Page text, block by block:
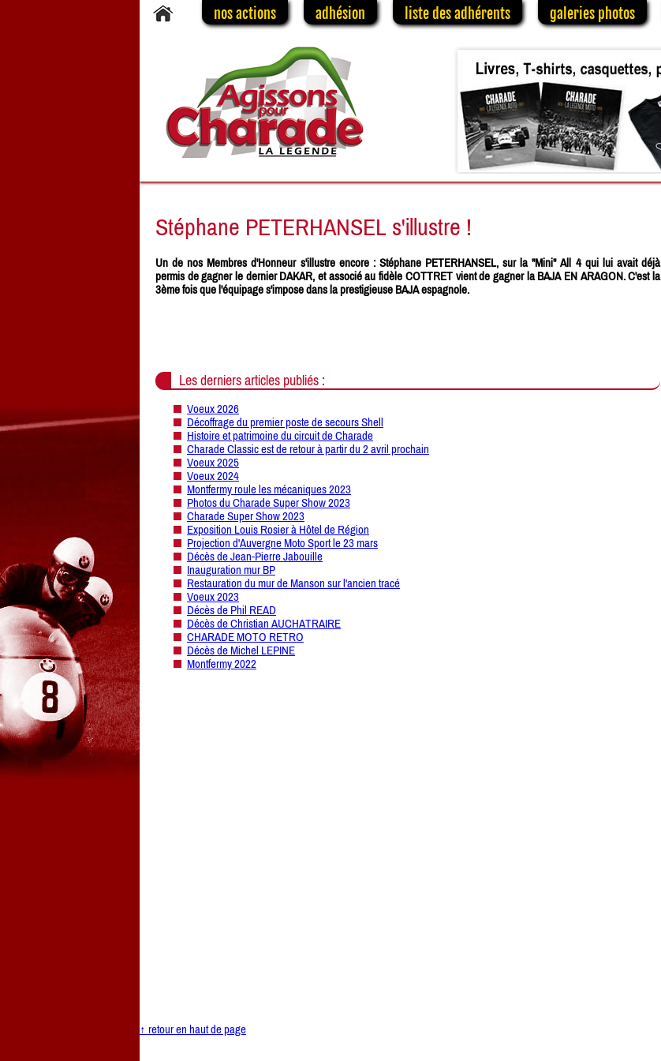
nos actions adhésion liste des adhérents galeries photos
Stéphane PETERHANSEL s'illustre !
Un de nos Membres d'Honneur s'illustre encore : Stéphane PETERHANSEL, sur la "Mini" All 4 qui lui avait déjà
permis de gagner le dernier DAKAR, et associé au fidèle COTTRET vient de gagner la BAJA EN ARAGON. C'est la
3ème fois que l'équipage s'impose dans la prestigieuse BAJA espagnole.
Les derniers articles publiés :
Voeux 2026
Décoffrage du premier poste de secours Shell
Histoire et patrimoine du circuit de Charade
Charade Classic est de retour à partir du 2 avril prochain
Voeux 2025
Voeux 2024
Montfermy roule les mécaniques 2023
Photos du Charade Super Show 2023
Charade Super Show 2023
Exposition Louis Rosier à Hôtel de Région
Projection d'Auvergne Moto Sport le 23 mars
Décès de Jean-Pierre Jabouille
Inauguration mur BP
Restauration du mur de Manson sur l'ancien tracé
Voeux 2023
Décès de Phil READ
Décès de Christian AUCHATRAIRE
CHARADE MOTO RETRO
Décès de Michel LEPINE
Montfermy 2022
↑ retour en haut de page